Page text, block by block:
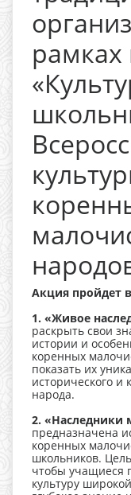
рамках
Акция пройдет
1. «Живое
раскрыть свои
истории и
коренных
показать их
исторического и
народа.
2. «Наследники
предназначена
коренных
школьников.
чтобы учащиеся
культуру